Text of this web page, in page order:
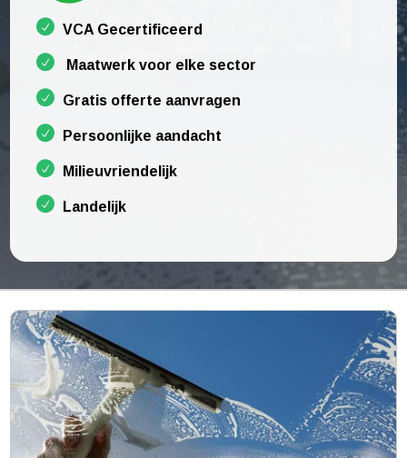
VCA Gecertificeerd
Maatwerk voor elke sector
Gratis offerte aanvragen
Persoonlijke aandacht
Milieuvriendelijk
Landelijk